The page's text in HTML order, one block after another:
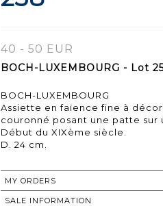
40 - 50 EUR
BOCH-LUXEMBOURG - Lot
BOCH-LUXEMBOURG
Assiette en faïence fine à
couronné posant une patte sur
Début du XIXème siècle.
D. 24 cm.
MY ORDERS
SALE INFORMATION